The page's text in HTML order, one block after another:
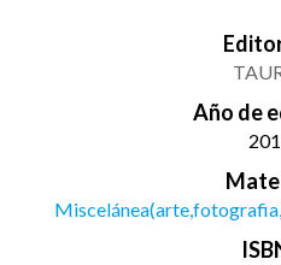
Año de